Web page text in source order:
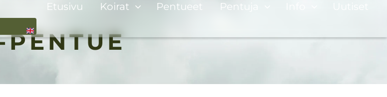
Etusivu Koirat Pentueet Pentuja
PENTUE